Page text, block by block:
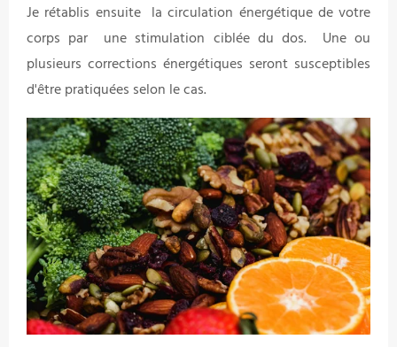
Je rétablis ensuite la circulation énergétique de votre
corps par une stimulation ciblée du dos. Une ou
plusieurs corrections énergétiques seront susceptibles
d'être pratiquées selon le cas.